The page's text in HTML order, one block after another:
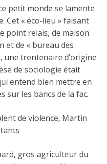
petit monde se lamente
Cet « éco-lieu » faisant
point relais, de maison
et de « bureau des
une trentenaire d’origine
de sociologie était
entend bien mettre en
sur les bancs de la fac.
de violence, Martin
gros agriculteur du